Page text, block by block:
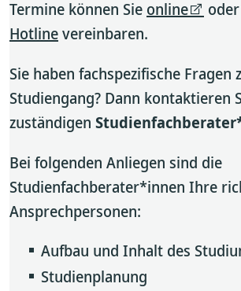
Termine können Sie online
Hotlinevereinbaren.
Sie haben fachspezifische Fragen
Studiengang? Dann kontaktieren
zuständigen
Bei folgenden Anliegen sind die
Studienfachberater*innen Ihre
Ansprechpersonen:
Aufbau und Inhalt des
Studienplanung